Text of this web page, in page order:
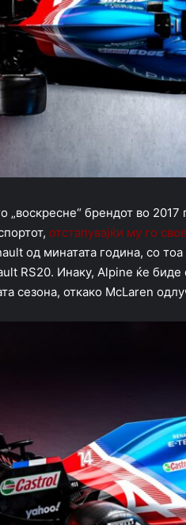
„воскресне“ брендот во
отстапувајќи му го
од минатата година, со
RS20. Инаку, Alpine ќе
сезона, откако McLaren